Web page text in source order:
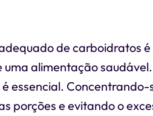
de carboidratos
uma alimentação
essencial.
porções e evitando o